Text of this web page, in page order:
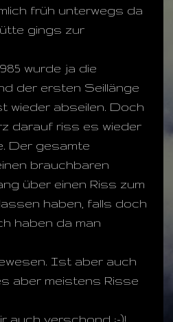
früh unterwegs da
gings zur
wurde ja die
der ersten Seillänge
wieder abseilen. Doch
darauf riss es wieder
Der gesamte
brauchbaren
über einen Riss zum
haben, falls doch
haben da man
Ist aber auch
aber meistens Risse
auch verschond :-)!